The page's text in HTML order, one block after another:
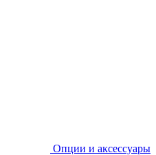
Опции и аксессуары